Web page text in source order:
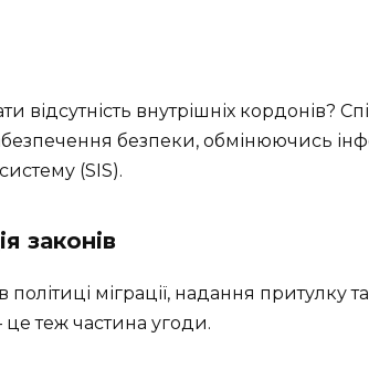
відсутність внутрішніх кордонів?
безпеки, обмінюючись
(SIS).
законів
політиці міграції, надання притулку
теж частина угоди.